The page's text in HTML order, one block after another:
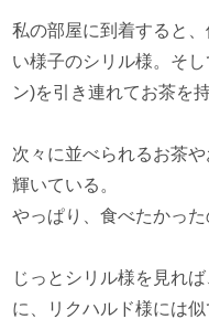
私の部屋に到着すると
い様子のシリル様。そ
ン)を引き連れてお茶を
次々に並べられるお茶
輝いている。
やっぱり、食べたかった
じっとシリル様を見れ
に、リクハルド様には